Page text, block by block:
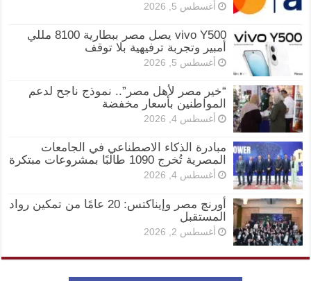
أغسطس 5, 2026
vivo Y500 يصل مصر ببطارية 8100 مللي
أمبير وتجربة ترفيهية بلا توقف
أغسطس 5, 2026
“خير مصر لأهل مصر”.. نموذج ناجح لدعم
المواطنين بأسعار مخفضة
أغسطس 4, 2026
مبادرة الذكاء الاصطناعي في الجامعات
المصرية تُخرج 1090 طالبًا بمشروعات مبتكرة
أغسطس 4, 2026
أورنچ مصر وإيناكتس: 20 عامًا من تمكين رواد
المستقبل
أغسطس 2, 2026